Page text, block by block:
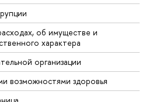
об имуществе и
характера
организации
возможностями здоровья